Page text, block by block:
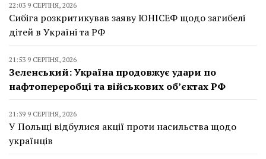
22:03 9 СЕРПНЯ, 2026
Сибіга розкритикував заяву ЮНІСЕФ щодо загибелі
дітей в Україні та РФ
21:53 9 СЕРПНЯ, 2026
Зеленський: Україна продовжує удари по
нафтопереробці та військових об’єктах РФ
21:39 9 СЕРПНЯ, 2026
У Польщі відбулися акції проти насильства щодо
українців